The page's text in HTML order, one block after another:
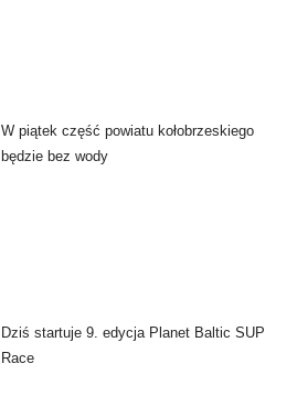
W piątek część powiatu kołobrzeskiego
będzie bez wody
Dziś startuje 9. edycja Planet Baltic SUP
Race